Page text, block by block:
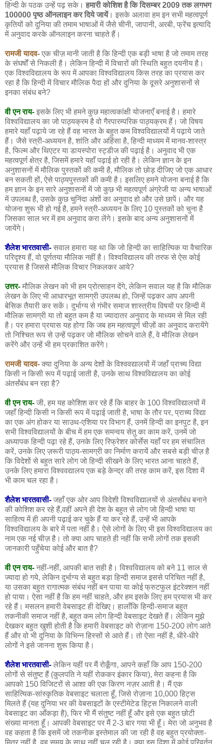
हिन्दी के पठक उन्हें पढ़ सके।हमारी कोशिश है कि दिसम्बर 2009 तक लगभग
100000 पृष्ठ ऑनलाइन कर दिये जायें। इसके अलावा हम इन सभी महत्वपूर्ण
कृतियों को दुनिया की तमाम भाषाओं में जैसे चीनी, जापानी, अरबी, फ्रेंच इत्यादि
में अनुवाद करके ऑनलाइन करना चाहते हैं।
रामजी यादव- एक चीज़ मानी जाती है कि हिन्दी एक बड़ी भाषा है जो तमाम तरह
के संघर्षों से निकली है। लेकिन हिन्दी में विचारों की स्थिति बहुत दयनीय है।
एक विश्वविद्यालय के रूप में आपका विश्वविद्यालय किस तरह का प्रयास कर
रहा है कि हिन्दी में विचार मौलिक पैदा हों और दुनिया के दूसरे अनुशासनों से
इनका संबंध बने?
वी एन राय- इसके लिए भी हमने कुछ महात्वकांक्षी योजनाएँ बनाई है। हमारे
विश्वविद्यालय का जो पाठ्यक्रम है वो गैरपारम्परिक पाठ्यक्रम हैं। जो विषय
हमारे यहाँ पढ़ाये जा रहे हैं वह भारत के बहुत कम विश्वविद्यालयों में पढ़ाये जाते
हैं। जैसे स्त्री-अध्ययन है, शांति और अहिंसा है, हिन्दी माध्यम में मानव-शास्त्र
है, फिल्म और थिएटर या डायस्पोरा स्ट्डीज की पढ़ाई है। अनुवाद भी एक
महत्वपूर्ण क्षेत्र है, जिसमें हमारे यहाँ पढ़ाई हो रही है। लेकिन ज्ञान के इन
अनुशासनों में मौलिक पुस्तकों की कमी है, मौलिक तो छोड़ दीजिए जो एक आधार
बन सकती हों, ऐसे पाठ्यपुस्तकों की कमी है। इसलिए हमने योजना बनाई है कि
हम ज्ञान के इन सारे अनुशासनों में जो कुछ भी महत्वपूर्ण अंग्रेजी या अन्य भाषाओं
में उपलब्ध है, उसके कुछ चुनिंदा अंशों का अनुवाद हो और उसे छापें। और यह
योजना शुरू भी हो गई है, हमने स्त्री-अध्ययन के लिए 10 पुस्तकों को चुना है
जिसका साल भर में हम अनुवाद करा लेंगे। इसके बाद अन्य अनुशासनों में
जायेंगे।
शैलेश भारतवासी- सवाल हमारा यह था कि जो हिन्दी का साहित्यिक या वैचारिक
परिदृश्य हैं, वो पूर्णतया मौलिक नहीं है। विश्वविद्यालय की तरफ से ऐस कोई
प्रयास है जिससे मौलिक विचार निकलकर आये?
उत्तर- मौलिक लेखन को भी हम प्रोत्साहन देंगे, लेकिन सवाल यह है कि मौलिक
लेखन के लिए भी आधारभूत सामग्री उपलब्ध हो, जिन्हें पढ़कर आप अपनी
बेसिक तैयारी कर सकें। दुर्भाग्य से गंभीर समाज शास्त्रीय विषयों पर हिन्दी में
मौलिक सामग्री या तो बहुत कम है या ज्यादातर अनुवाद के माध्यम से मिल रही
है। पर हमारा प्रयास यह होगा कि जब हम महत्वपूर्ण चीज़ों का अनुवाद करायेंगे
तो निश्चित रूप से उन्हें पढ़कर जो मौलिक सोचने वाले हैं, वे मौलिक लेखन
करेंगे और उन्हें भी हम प्रकाशित करेंगे।
रामजी यादव- क्या दुनिया के अन्य देशों के विश्ववद्यालयों में जहाँ प्राच्य विद्या
किसी न किसी रूप में पढ़ाई जाती है, उनके साथ विश्वविद्यालय का कोई
अंतर्संबंध बन रहा है?
वी एन राय- जी, हम यह कोशिश कर रहे हैं कि बाहर के 100 विश्वविद्यालयों में
जहाँ हिन्दी किसी न किसी रूप में पढ़ाई जाती है, भाषा के तौर पर, प्राच्य विद्या
का एक अंग होकर या साउथ-एशिया पर विभाग हैं, उनमें हिन्दी का इनपुट है, इन
सभी विश्वविद्यालयों के बीच में हम एक समन्वय सेतु का काम करें, उनमें जो
अध्यापक हिन्दी पढ़ा रहे हैं, उनके लिए रिफ्रेशर कोर्सेस यहाँ पर हम संचालित
करें, उनके लिए ज़रूरी पाठ्य-सामग्री का निर्माण करायें और सबसे बड़ी चीज़ है
कि विदेशों से बहुत सारे लोग जो हिन्दी सीखने के लिए भारत आना चाहते हैं,
उनके लिए हमारा विश्ववद्यालय एक बड़े केन्द्र की तरह काम करें, इस दिशा में
भी काम चल रहा है।
शैलेश भारतवासी- जहाँ एक ओर आप विदेशी विश्वविद्यालयों से अंतर्संबंध बनाने
की कोशिश कर रहे हैं,वहीं अपने ही देश के बहुत से लोग जो हिन्दी भाषा या
साहित्य में ही अपनी पढ़ाई कर चुके हैं या कर रहे हैं, उन्हें भी आपके
विश्वविद्यालय के बारे में पता नहीं है। ऐसे लोगों के लिए भी इस विश्वविद्यालय का
नाम एक नई चीज़ है। तो क्या आप चाहते ही नहीं कि सभी लोगों तक इसकी
जानकारी पहुँचेया कोई और बात है?
वी एन राय- नहीं-नहीं, आपकी बात सही है। विश्वविद्यालय को बने 11 साल से
ज्यादा हो गये, लेकिन दुर्भाग्य से बहुत बड़ा हिन्दी समाज इससे परिचित नहीं है,
या उसका बहुत रागात्मक संबंध नहीं बन पाया या कोई फ्रुटफुल इंटरेक्शन नहीं
हो पाया। ऐसा नहीं है कि हम नहीं चाहते, और हम इसके लिए हम प्रयास भी कर
रहे हैं। मसलन हमारी वेबसाइट ही देखिए। हालाँकि हिन्दी-समाज बहुत
तकनीकी समाज नहीं है, बहुत कम लोग हिन्दी वेबसाइट देखते हैं। लेकिन मुझे
देखकर बहुत खुशी होती है कि हमारी वेबसाइट को रोज़ाना 150-200 लोग आते
हैं और वो भी दुनिया के विभिन्न हिस्सों से आते हैं। तो ऐसा नहीं है, धीरे-धीरे
लोगों ने इसे जानना शुरू किया है।
शैलेश भारतवासी- लेकिन यहीं पर मैं रोकूँगा, आपने कहाँ कि आप 150-200
लोगों से संतुष्ट हैं (कुलपति ने यहीं रोककर इंकार किया), मेरा कहना है कि
आपको 150 विजिटरों से आशा की एक किरण नज़र आती है। मैं एक
साहित्यिक-सांस्कृतिक वेबसाइट चलाता हूँ, जिसे रोज़ाना 10,000 हिट्स
मिलते हैं (यह दुनिया भर की वेबसाइटों के एस्टीमेटेड हिट्स निकालने वाली
वेबसाइट का आँकड़ा है), फिर भी मैं संतुष्ट नहीं हूँ और इसे एक बहुत छोटी
संख्या मानता हूँ। आपकी वेबसाइट पर मैं 2-3 बार गया भी हूँ। मेरा जो अनुभव है
वह कहता है कि इसमें जो तकनीक इस्तेमाल की जा रही है वह बहुत प्रयोक्ता-
मित्र नहीं है, वह समय के साथ नहीं चल रही है। क्या इस दिशा में कोई परिवर्तन